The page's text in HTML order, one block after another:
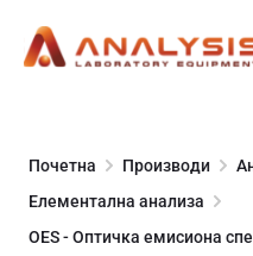
content
Почетна Производи
Елементална анализа
OES - Оптичка емисиона